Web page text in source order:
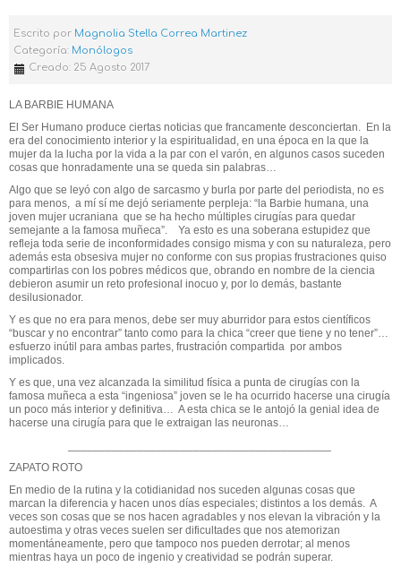
Escrito por Magnolia Stella Correa Martinez
Categoría: Monólogos
Creado: 25 Agosto 2017
LA BARBIE HUMANA
El Ser Humano produce ciertas noticias que francamente desconciertan. En la
era del conocimiento interior y la espiritualidad, en una época en la que la
mujer da la lucha por la vida a la par con el varón, en algunos casos suceden
cosas que honradamente una se queda sin palabras…
Algo que se leyó con algo de sarcasmo y burla por parte del periodista, no es
para menos, a mí sí me dejó seriamente perpleja: “la Barbie humana, una
joven mujer ucraniana que se ha hecho múltiples cirugías para quedar
semejante a la famosa muñeca”.
Ya esto es una soberana estupidez que
refleja toda serie de inconformidades consigo misma y con su naturaleza, pero
además esta obsesiva mujer no conforme con sus propias frustraciones quiso
compartirlas con los pobres médicos que, obrando en nombre de la ciencia
debieron asumir un reto profesional inocuo y, por lo demás, bastante
desilusionador.
Y es que no era para menos, debe ser muy aburridor para estos científicos
“buscar y no encontrar” tanto como para la chica “creer que tiene y no tener”…
esfuerzo inútil para ambas partes, frustración compartida por ambos
implicados.
Y es que, una vez alcanzada la similitud física a punta de cirugías con la
famosa muñeca a esta “ingeniosa” joven se le ha ocurrido hacerse una cirugía
un poco más interior y definitiva… A esta chica se le antojó la genial idea de
hacerse una cirugía para que le extraigan las neuronas…
ZAPATO ROTO
En medio de la rutina y la cotidianidad nos suceden algunas cosas que
marcan la diferencia y hacen unos días especiales; distintos a los demás. A
veces son cosas que se nos hacen agradables y nos elevan la vibración y la
autoestima y otras veces suelen ser dificultades que nos atemorizan
momentáneamente, pero que tampoco nos pueden derrotar; al menos
mientras haya un poco de ingenio y creatividad se podrán superar.